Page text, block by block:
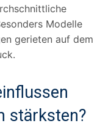
Modelle
gerieten auf dem
stärksten?